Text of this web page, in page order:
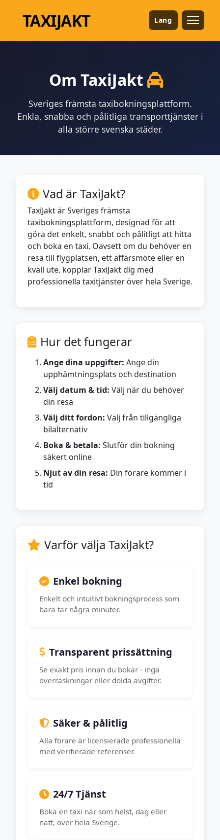
TAXIJAKT Lang
Om TaxiJakt
Sveriges främsta taxibokningsplattform.
Enkla, snabba och pålitliga transporttjänster i
alla större svenska städer.
Vad är TaxiJakt?
TaxiJakt är Sveriges främsta
taxibokningsplattform, designad för att
göra det enkelt, snabbt och pålitligt att hitta
och boka en taxi. Oavsett om du behöver en
resa till flygplatsen, ett affärsmöte eller en
kväll ute, kopplar TaxiJakt dig med
professionella taxitjänster över hela Sverige.
Hur det fungerar
Ange dina uppgifter: Ange din
upphämtningsplats och destination
Välj datum & tid: Välj när du behöver
din resa
Välj ditt fordon: Välj från tillgängliga
bilalternativ
Boka & betala: Slutför din bokning
säkert online
Njut av din resa: Din förare kommer i
tid
Varför välja TaxiJakt?
Enkel bokning
Enkelt och intuitivt bokningsprocess som
bara tar några minuter.
Transparent prissättning
Se exakt pris innan du bokar - inga
överraskningar eller dolda avgifter.
Säker & pålitlig
Alla förare är licensierade professionella
med verifierade referenser.
24/7 Tjänst
Boka en taxi när som helst, dag eller
natt, över hela Sverige.